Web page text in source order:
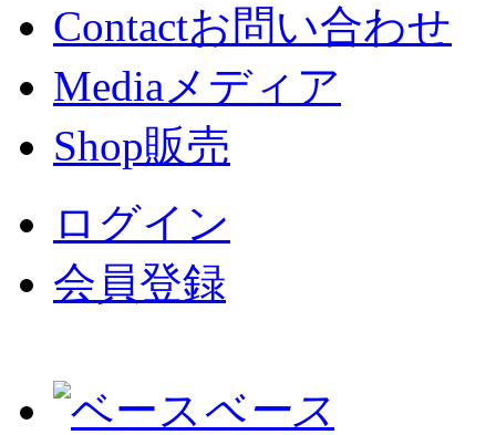
Contactお問い合わせ
Mediaメディア
Shop販売
ログイン
会員登録
ベース